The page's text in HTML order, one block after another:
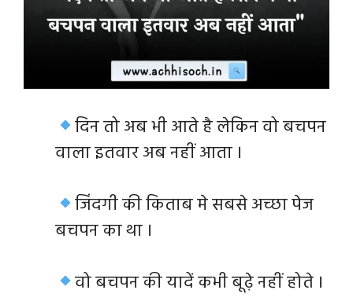
दिन तो अब भी आते है लेकिन वो बचपन
वाला इतवार अब नहीं आता ।
जिंदगी की किताब मे सबसे अच्छा पेज
बचपन का था ।
वो बचपन की यादें कभी बूढ़े नहीं होते ।